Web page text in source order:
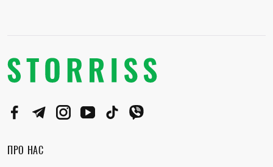
ПРО НАС